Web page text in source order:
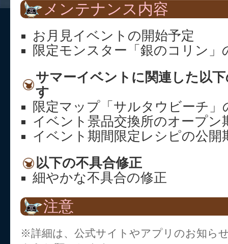
メンテナンス内容
お月見イベントの開始予定
限定モンスター「銀のコリン」
サマーイベントに関連した以
す
限定マップ「サルタウビーチ」
イベント景品交換所のオープン
イベント期間限定レシピの公開
以下の不具合修正
細やかな不具合の修正
注意
※詳細は、公式サイトやアプリのお知ら